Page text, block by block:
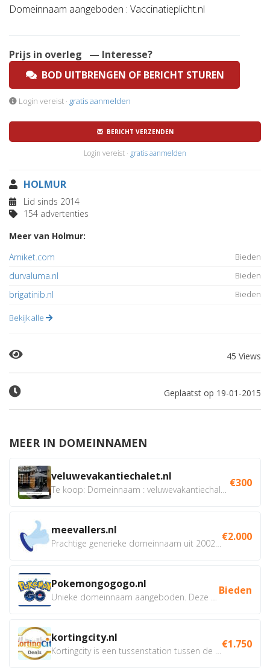
Domeinnaam aangeboden : Vaccinatieplicht.nl
Prijs in overleg
— Interesse?
BOD UITBRENGEN OF BERICHT STUREN
Login vereist · gratis aanmelden
BERICHT VERZENDEN
Login vereist · gratis aanmelden
HOLMUR
Lid sinds 2014
154 advertenties
Meer van Holmur:
Amiket.com
Bieden
durvaluma.nl Bieden
brigatinib.nl Bieden
Bekijk alle
45 Views
Geplaatst op 19-01-2015
MEER IN DOMEINNAMEN
veluwevakantiechalet.nl €300
meevallers.nl €2.000
Pokemongogogo.nl Bieden
kortingcity.nl €1.750